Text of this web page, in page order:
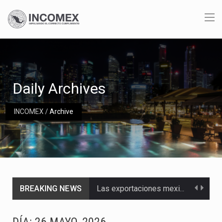
INCOMEX/Archive
Daily Archives
BREAKING NEWS Las exportaciones mexicanas de vehículos ligeros disminuyeron 9.67 % en julio a tasa anual, alcanzando…